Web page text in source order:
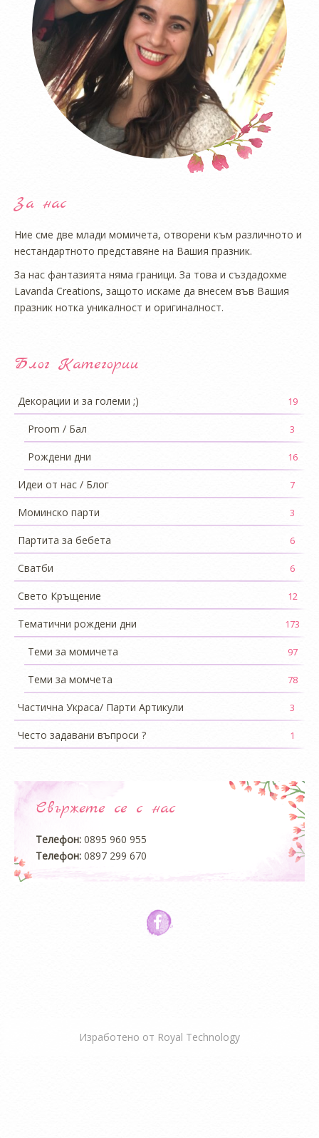
За нас
Ние сме две млади момичета, отворени към различното и
нестандартното представяне на Вашия празник.
За нас фантазията няма граници. За това и създадохме
Lavanda Creations, защото искаме да внесем във Вашия
празник нотка уникалност и оригиналност.
Блог Категории
Декорации и за големи ;) 19
Proom / Бал 3
Рождени дни 16
Идеи от нас / Блог 7
Моминско парти 3
Партита за бебета 6
Сватби 6
Свето Кръщение 12
Тематични рождени дни 173
Теми за момичета 97
Теми за момчета 78
Частична Украса/ Парти Артикули 3
Често задавани въпроси ? 1
Свържете се с нас
Телефон: 0895 960 955
Телефон: 0897 299 670
Изработено от Royal Technology